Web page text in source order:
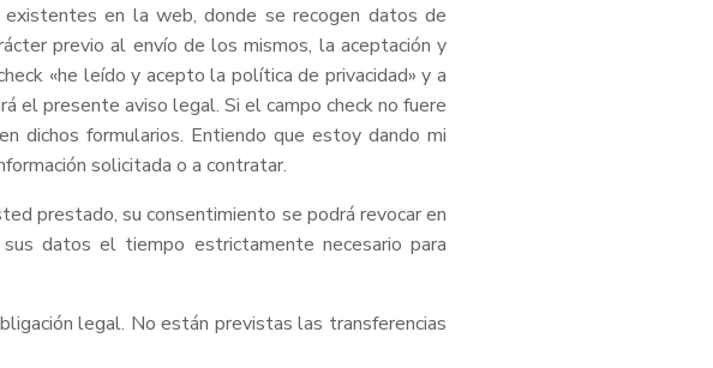
en la web, donde se recogen datos de
previo al envío de los mismos, la aceptación y
«he leído y acepto la política de privacidad» y a
el presente aviso legal. Si el campo check no fuere
dichos formularios. Entiendo que estoy dando mi
solicitada o a contratar.
prestado, su consentimiento se podrá revocar en
datos el tiempo estrictamente necesario para
legal. No están previstas las transferencias